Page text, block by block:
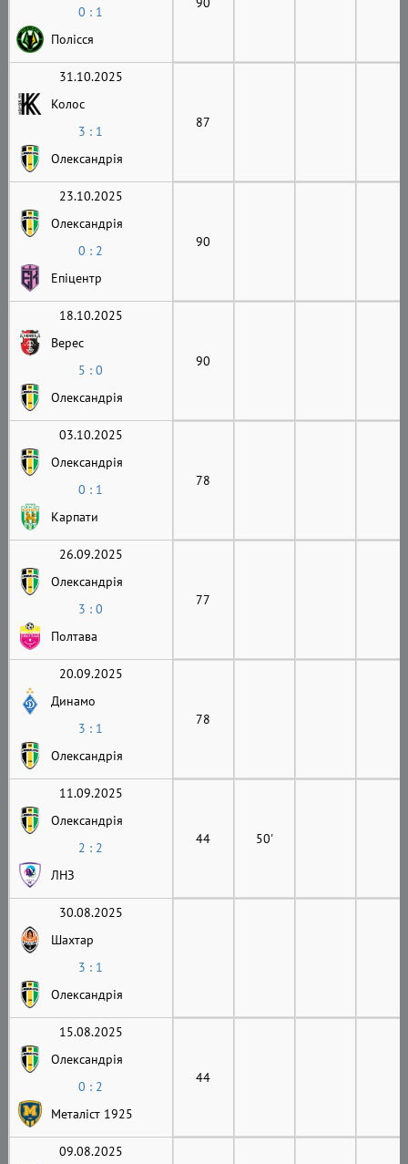
0 : 1
Полісся
31.10.2025
Колос
3 : 1
Олександрія
87
23.10.2025
Олександрія
0 : 2
Епіцентр
90
18.10.2025
Верес
5 : 0
Олександрія
90
03.10.2025
Олександрія
0 : 1
Карпати
78
26.09.2025
Олександрія
3 : 0
Полтава
77
20.09.2025
Динамо
3 : 1
Олександрія
78
11.09.2025
Олександрія
2 : 2
ЛНЗ
44 50'
30.08.2025
Шахтар
3 : 1
Олександрія
15.08.2025
Олександрія
0 : 2
Металіст 1925
44
09.08.2025